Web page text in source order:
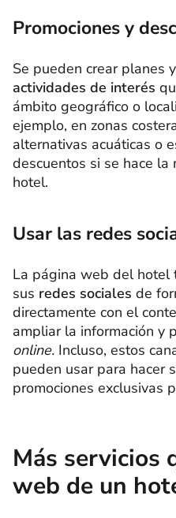
Promociones y
Se pueden crear planes y
actividades de interés
ámbito geográfico o
ejemplo, en zonas
alternativas acuáticas o
descuentos si se hace
hotel.
Usar las redes
La página web del hotel
sus redes sociales de
directamente con el
ampliar la información y
online. Incluso, estos
pueden usar para hacer
promociones exclusivas
Más servicios
web de un